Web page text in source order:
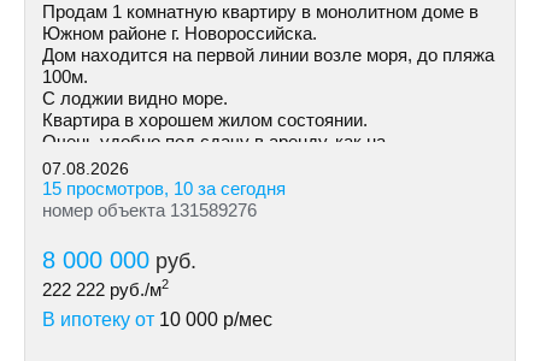
Продам 1 комнатную квартиру в монолитном доме в
Южном районе г. Новороссийска.
Дом находится на первой линии возле моря, до пляжа
100м.
С лоджии видно море.
Квартира в хорошем жилом состоянии.
Очень удобно под сдачу в аренду, как на
долгосрочную так и посуточно.
07.08.2026
15 просмотров, 10 за сегодня
номер объекта 131589276
8 000 000 руб.
222 222 руб./м2
В ипотеку от 10 000 р/мес